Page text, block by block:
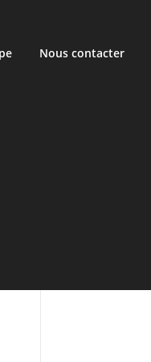
Nous contacter